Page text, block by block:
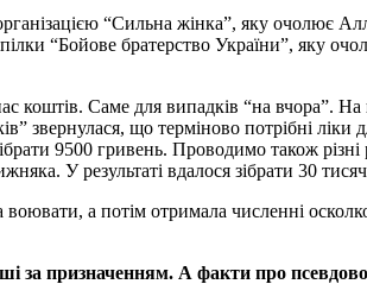
“Сильна жінка”, яку очолює
“Бойове братерство України”, яку
коштів. Саме для випадків “на вчора”.
звернулася, що терміново потрібні
9500 гривень. Проводимо також
У результаті вдалося зібрати 30
а потім отримала численні
за призначенням. А факти про